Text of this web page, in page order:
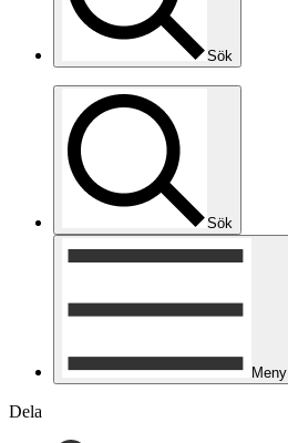
Sök
Sök
Meny
Dela